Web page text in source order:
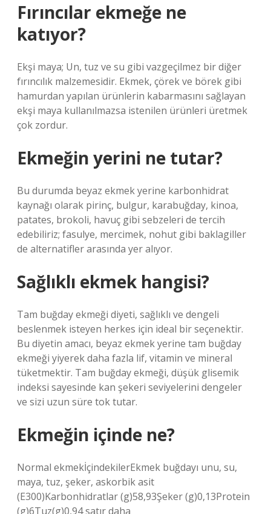
Fırıncılar ekmeğe ne
katıyor?
Ekşi maya; Un, tuz ve su gibi vazgeçilmez bir diğer
fırıncılık malzemesidir. Ekmek, çörek ve börek gibi
hamurdan yapılan ürünlerin kabarmasını sağlayan
ekşi maya kullanılmazsa istenilen ürünleri üretmek
çok zordur.
Ekmeğin yerini ne tutar?
Bu durumda beyaz ekmek yerine karbonhidrat
kaynağı olarak pirinç, bulgur, karabuğday, kinoa,
patates, brokoli, havuç gibi sebzeleri de tercih
edebiliriz; fasulye, mercimek, nohut gibi baklagiller
de alternatifler arasında yer alıyor.
Sağlıklı ekmek hangisi?
Tam buğday ekmeği diyeti, sağlıklı ve dengeli
beslenmek isteyen herkes için ideal bir seçenektir.
Bu diyetin amacı, beyaz ekmek yerine tam buğday
ekmeği yiyerek daha fazla lif, vitamin ve mineral
tüketmektir. Tam buğday ekmeği, düşük glisemik
indeksi sayesinde kan şekeri seviyelerini dengeler
ve sizi uzun süre tok tutar.
Ekmeğin içinde ne?
Normal ekmekİçindekilerEkmek buğdayı unu, su,
maya, tuz, şeker, askorbik asit
(E300)Karbonhidratlar (g)58,93Şeker (g)0,13Protein
(g)6Tuz(g)0,94 satır daha